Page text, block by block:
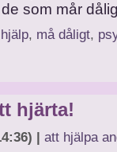
de som mår
hjälp, må dåligt,
hjärta!
| att hjälpa